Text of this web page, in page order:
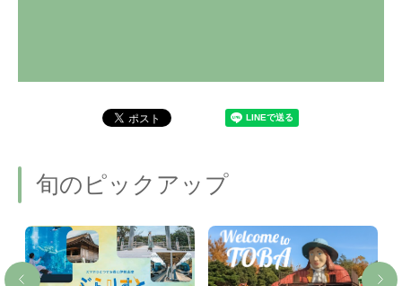
旬のピックアップ